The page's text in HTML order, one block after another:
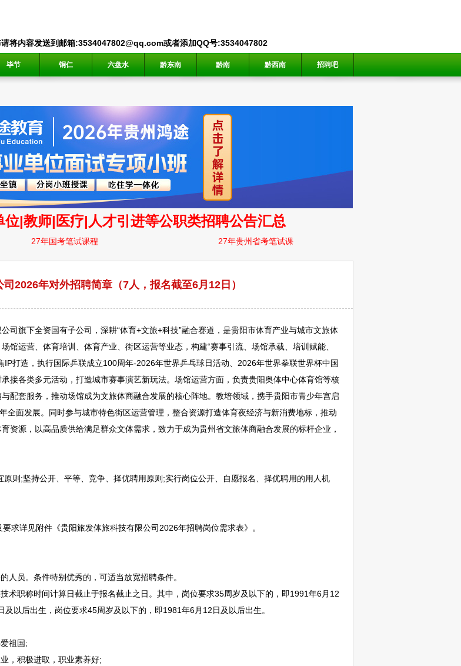
将内容发送到邮箱:3534047802@qq.com或者添加QQ号:3534047802
毕节 铜仁 六盘水 黔东南 黔南 黔西南 招聘吧
2026年对外招聘简章（7人，报名截至6月12日）
司旗下全资国有子公司，深耕“体育+文旅+科技”融合赛道，是贵阳市体育产业与城市文旅体
馆运营、体育培训、体育产业、街区运营等业态，构建“赛事引流、场馆承载、培训赋能、
打造，执行国际乒联成立100周年-2026年世界乒乓球日活动、2026年世界拳联世界杯中国
接各类多元活动，打造城市赛事演艺新玩法。场馆运营方面，负责贵阳奥体中心体育馆等核
配套服务，推动场馆成为文旅体商融合发展的核心阵地。教培领域，携手贵阳市青少年宫启
全面发展。同时参与城市特色街区运营管理，整合资源打造体育夜经济与新消费地标，推动
资源，以高品质供给满足群众文体需求，致力于成为贵州省文旅体商融合发展的标杆企业，
;坚持公开、平等、竞争、择优聘用原则;实行岗位公开、自愿报名、择优聘用的用人机
要求详见附件《贵阳旅发体旅科技有限公司2026年招聘岗位需求表》。
人员。条件特别优秀的，可适当放宽招聘条件。
职称时间计算日截止于报名截止之日。其中，岗位要求35周岁及以下的，即1991年6月12
以后出生，岗位要求45周岁及以下的，即1981年6月12日及以后出生。
祖国;
，积极进取，职业素养好;